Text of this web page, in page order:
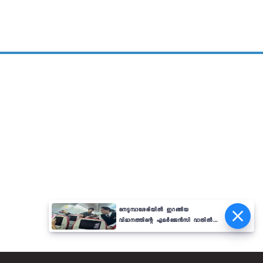
നെടുമ്പാശേരിയിൽ ഇറങ്ങിയ
വിമാനത്തിന്റെ എമർജെൻസി വാതിൽ
തുറക്കാൻ ശ്രമം